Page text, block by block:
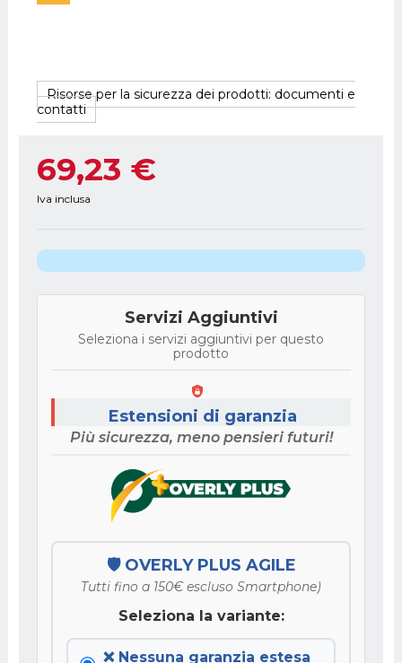
Risorse per la sicurezza dei prodotti: documenti e
contatti
69,23 €
Iva inclusa
Servizi Aggiuntivi
Seleziona i servizi aggiuntivi per questo
prodotto
Estensioni di garanzia
Più sicurezza, meno pensieri futuri!
🛡️ OVERLY PLUS AGILE
Tutti fino a 150€ escluso Smartphone)
Seleziona la variante:
❌ Nessuna garanzia estesa